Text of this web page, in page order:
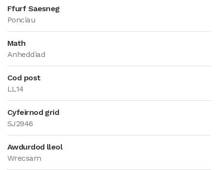
Ffurf Saesneg
Ponciau
Math
Anheddiad
Cod post
LL14
Cyfeirnod grid
SJ2946
Awdurdod lleol
Wrecsam